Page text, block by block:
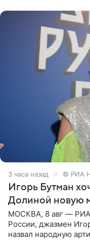
3 часа назад © РИА
Игорь Бутман
Долиной новую
МОСКВА, 8 авг — РИА
России, джазмен
назвал народную